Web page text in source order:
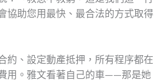
協助您用最快、最合法的方式取得
約、設定動產抵押，所有程序都在
用。雅文看著自己的車——那是她